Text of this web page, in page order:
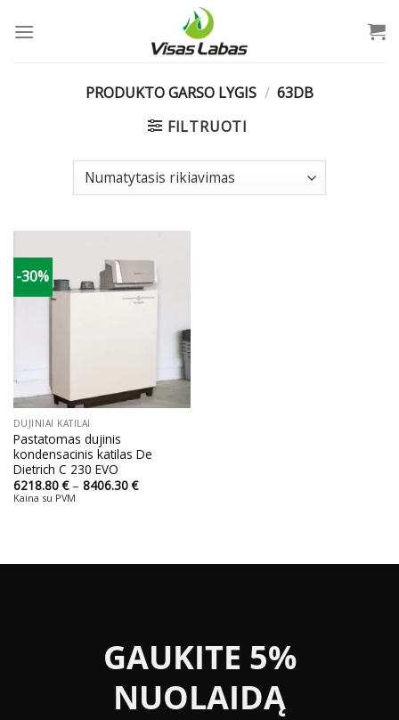
PRODUKTO GARSO LYGIS / 63DB
FILTRUOTI
-30%
DUJINIAI KATILAI
Pastatomas dujinis
kondensacinis katilas De
Dietrich C 230 EVO
6218.80€ – 8406.30€Price
range:
Kaina su PVM
GAUKITE 5%
NUOLAIDĄ